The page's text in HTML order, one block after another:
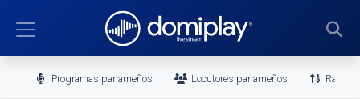
Programas panameños Locutores panameños